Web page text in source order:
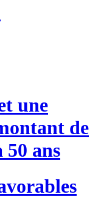
une
de
ans